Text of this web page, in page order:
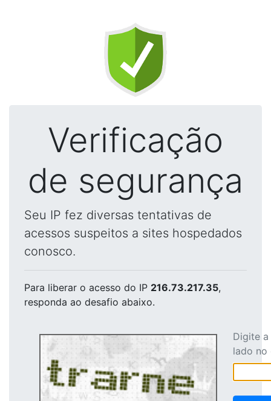
Verificação
de segurança
Seu IP fez diversas tentativas de
acessos suspeitos a sites hospedados
conosco.
Para liberar o acesso do IP 216.73.217.35,
responda ao desafio abaixo.
Digite
lado no